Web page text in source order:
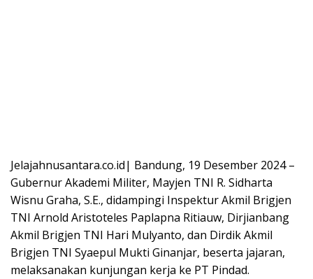
Jelajahnusantara.co.id| Bandung, 19 Desember 2024 –
Gubernur Akademi Militer, Mayjen TNI R. Sidharta
Wisnu Graha, S.E., didampingi Inspektur Akmil Brigjen
TNI Arnold Aristoteles Paplapna Ritiauw, Dirjianbang
Akmil Brigjen TNI Hari Mulyanto, dan Dirdik Akmil
Brigjen TNI Syaepul Mukti Ginanjar, beserta jajaran,
melaksanakan kunjungan kerja ke PT Pindad.